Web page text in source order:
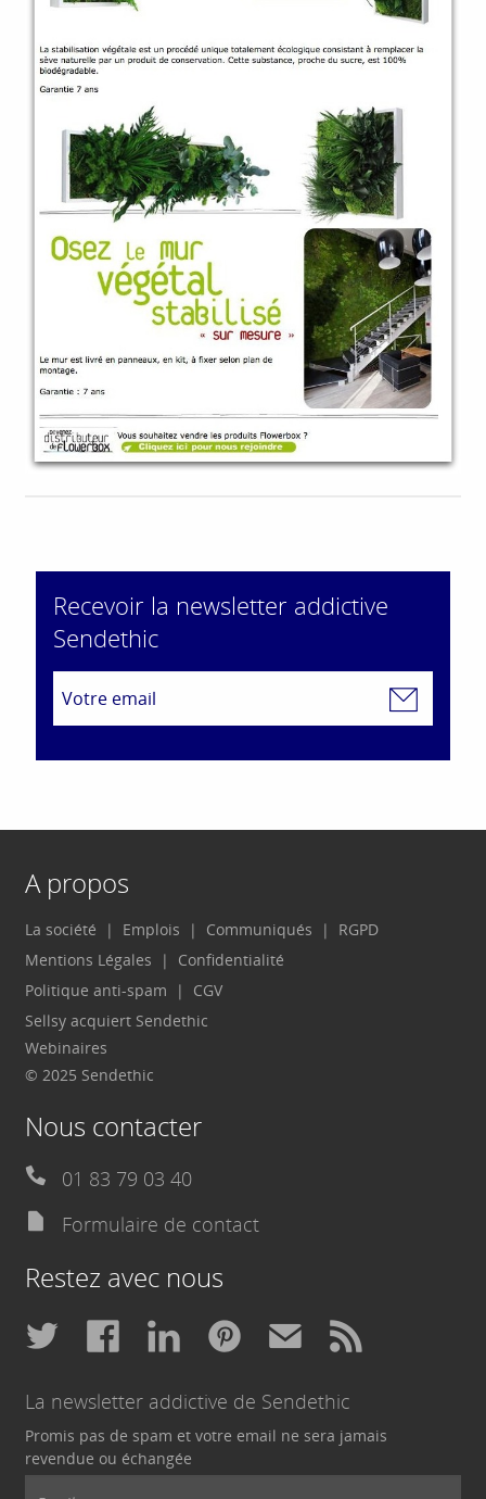
Recevoir la newsletter addictive
Sendethic
A propos
La société Emplois Communiqués
RGPD
Mentions Légales
Confidentialité
Politique anti-spam
CGV
Sellsy acquiert Sendethic
Webinaires
© 2025 Sendethic
Nous contacter
01 83 79 03 40
Formulaire de contact
Restez avec nous
La newsletter addictive de Sendethic
Promis pas de spam et votre email ne sera jamais
revendue ou échangée